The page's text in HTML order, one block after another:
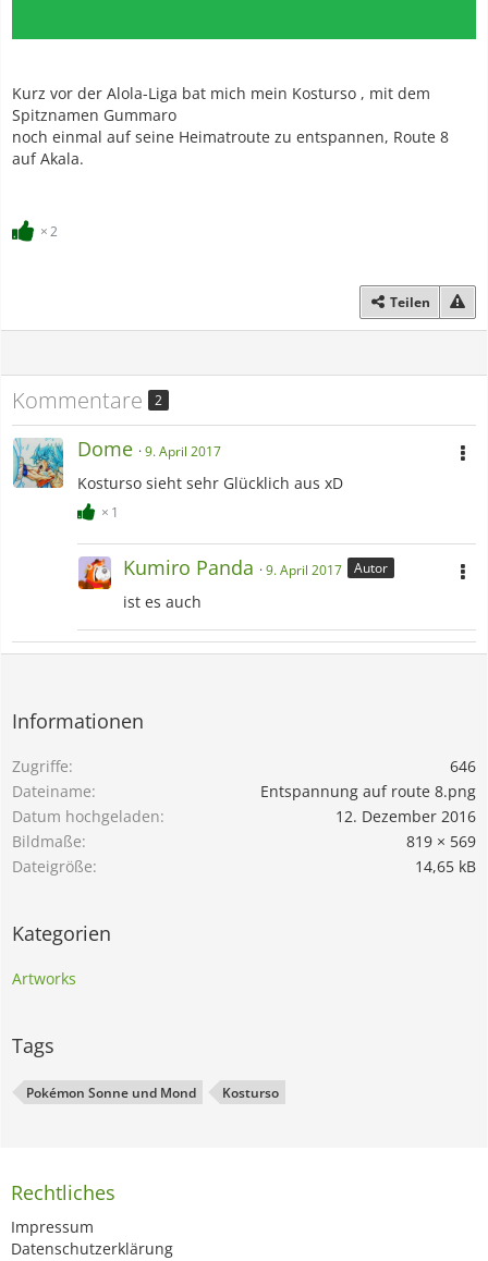
Kurz vor der Alola-Liga bat mich mein Kosturso , mit dem
Spitznamen Gummaro
noch einmal auf seine Heimatroute zu entspannen, Route 8
auf Akala.
2
Teilen
Kommentare 2
Dome 9. April 2017
Kosturso sieht sehr Glücklich aus xD
1
Kumiro Panda 9. April 2017 Autor
ist es auch
Informationen
Zugriffe
646
Dateiname
Entspannung auf route 8.png
Datum hochgeladen
12. Dezember 2016
Bildmaße
819 × 569
Dateigröße
14,65 kB
Kategorien
Artworks
Tags
Pokémon Sonne und Mond Kosturso
Rechtliches
Impressum
Datenschutzerklärung